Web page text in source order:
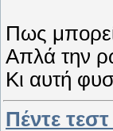
Πως
Απλά την
Κι αυτή
Πέντε